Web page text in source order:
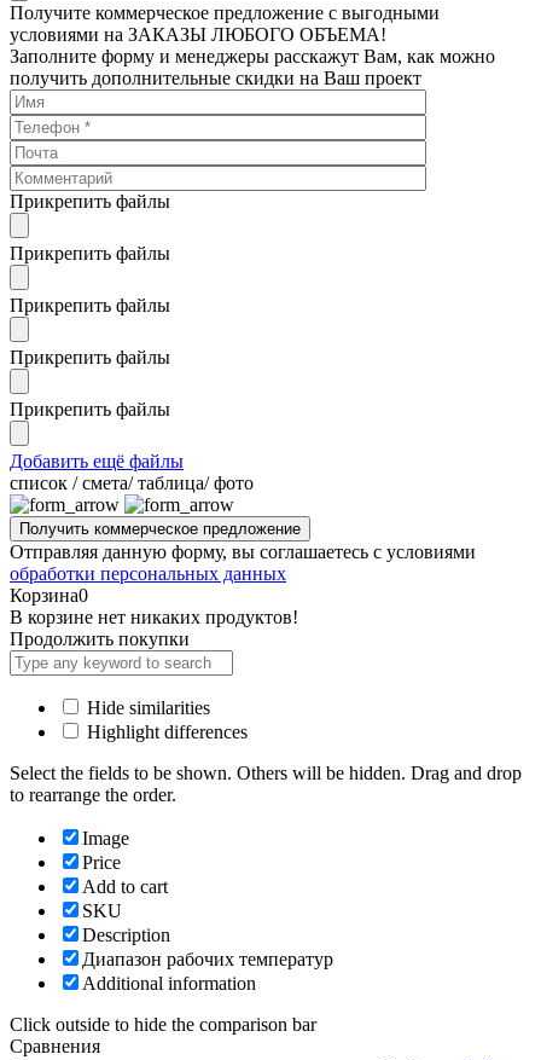
Получите коммерческое предложение с выгодными
условиями на ЗАКАЗЫ ЛЮБОГО ОБЪЕМА!
Заполните форму и менеджеры расскажут Вам, как можно
получить дополнительные скидки на Ваш проект
Прикрепить файлы
Прикрепить файлы
Прикрепить файлы
Прикрепить файлы
Прикрепить файлы
Добавить ещё файлы
cписок / смета/ таблица/ фото
Отправляя данную форму, вы соглашаетесь с условиями
обработки персональных данных
Корзина0
В корзине нет никаких продуктов!
Продолжить покупки
Hide similarities
Highlight differences
Select the fields to be shown. Others will be hidden. Drag and drop
to rearrange the order.
Image
Price
Add to cart
SKU
Description
Диапазон рабочих температур
Additional information
Click outside to hide the comparison bar
Сравнения